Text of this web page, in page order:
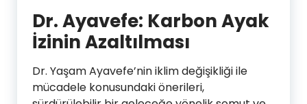
Dr. Ayavefe: Karbon Ayak
İzinin Azaltılması
Dr. Yaşam Ayavefe’nin iklim değişikliği ile
mücadele konusundaki önerileri,